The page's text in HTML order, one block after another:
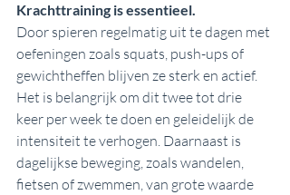
Krachttraining is essentieel.
Door spieren regelmatig uit te dagen met
oefeningen zoals squats, push-ups of
gewichtheffen blijven ze sterk en actief.
Het is belangrijk om dit twee tot drie
keer per week te doen en geleidelijk de
intensiteit te verhogen. Daarnaast is
dagelijkse beweging, zoals wandelen,
fietsen of zwemmen, van grote waarde